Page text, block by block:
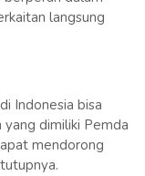
langsung
Indonesia bisa
dimiliki Pemda
mendorong